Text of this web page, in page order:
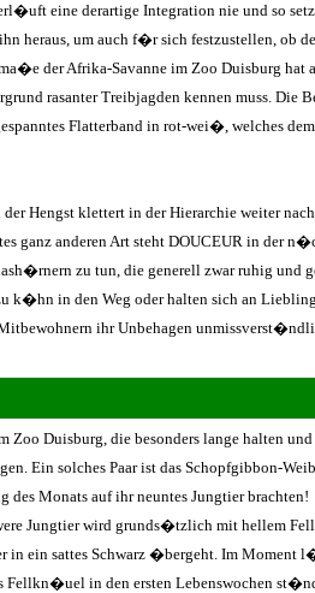
eine derartige Integration nie und so
heraus, um auch f�r sich festzustellen, ob
der Afrika-Savanne im Zoo Duisburg hat
rasanter Treibjagden kennen muss. Die
Flatterband in rot-wei�, welches
Hengst klettert in der Hierarchie weiter
ganz anderen Art steht DOUCEUR in der
zu tun, die generell zwar ruhig
k�hn in den Weg oder halten sich an
ihr Unbehagen
Zoo Duisburg, die besonders lange halten
Ein solches Paar ist das Schopfgibbon-
des Monats auf ihr neuntes Jungtier brachten!
Jungtier wird grunds�tzlich mit hellem
ein sattes Schwarz �bergeht. Im Moment
Fellkn�uel in den ersten Lebenswochen